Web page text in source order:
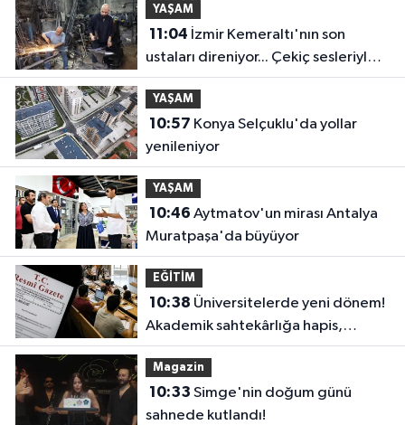
YAŞAM
11:04
ustaları direniyor... Çekiç sesleriyle
yaşayan miras
YAŞAM
10:57
yenileniyor
YAŞAM
10:46
Muratpaşa'da büyüyor
EĞİTİM
10:38
Akademik sahtekârlığa hapis,
öğrencilere dönüş yolu
Magazin
10:33
sahnede kutlandı!